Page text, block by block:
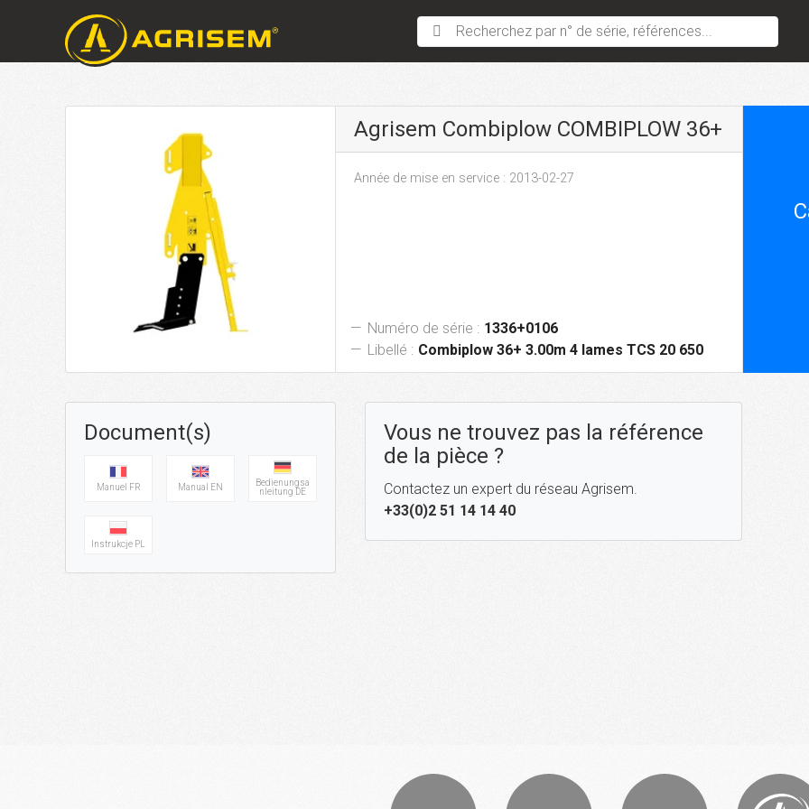
Recherchez par n° de série, références...
Agrisem Combiplow COMBIPLOW 36+
Année de mise en service : 2013-02-27
Numéro de série : 1336+0106
Libellé : Combiplow 36+ 3.00m 4 lames TCS 20 650
Document(s)
Manuel FR Manual EN
Bedienungsa
nleitung DE
Instrukcje PL
Vous ne trouvez pas la référence
de la pièce ?
Contactez un expert du réseau Agrisem.
+33(0)2 51 14 14 40